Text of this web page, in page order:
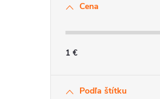
Cena
1 €
Podľa štítku